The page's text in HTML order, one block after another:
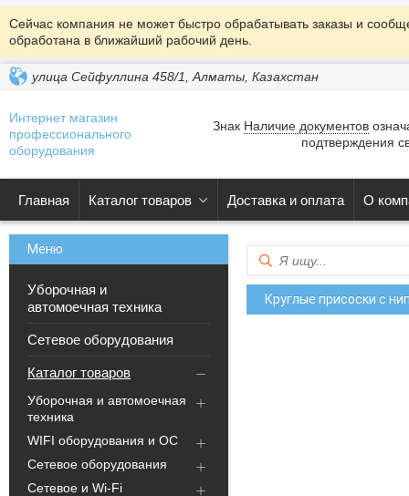
Сейчас компания не может быстро обрабатывать заказы и
обработана в ближайший рабочий день.
улица Сейфуллина 458/1, Алматы, Казахстан
Интернет магазин
профессионального
оборудования
Знак Наличие документов
подтверждения
Главная Каталог товаров Доставка и оплата О
Уборочная и
автомоечная техника
Сетевое оборудования
Каталог товаров
Уборочная и автомоечная
техника
WIFI оборудования и ОС
Сетевое оборудования
Сетевое и Wi-Fi
Круглые присоски c